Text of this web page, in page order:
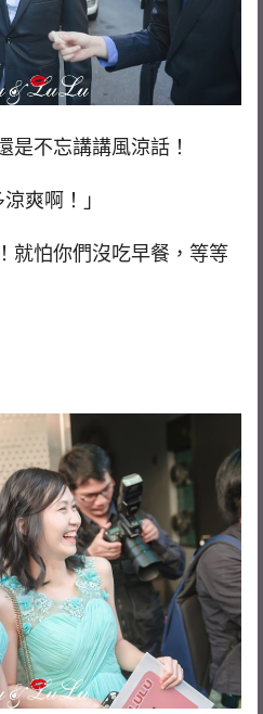
是不忘講講風涼話！
爽啊！」
就怕你們沒吃早餐，等等